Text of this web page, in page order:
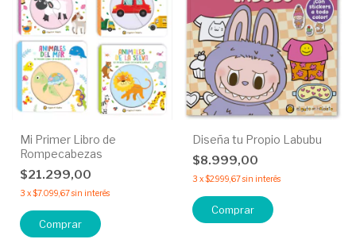
Mi Primer Libro de
Rompecabezas
$21.299,00
3 x$7.099,67sin interés
Comprar
Diseña tu Propio Labubu
$8.999,00
3 x$2.999,67sin interés